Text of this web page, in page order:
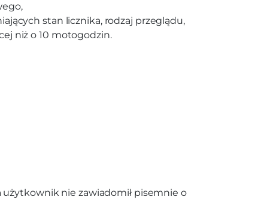
stan licznika, rodzaj przeglądu,
niż o 10 motogodzin.
użytkownik nie zawiadomił pisemnie o